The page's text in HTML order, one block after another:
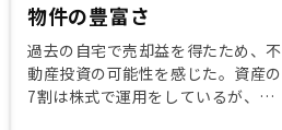
物件の豊富さ
過去の自宅で売却益を得たため、不
動産投資の可能性を感じた。資産の
7割は株式で運用をしているが、リ